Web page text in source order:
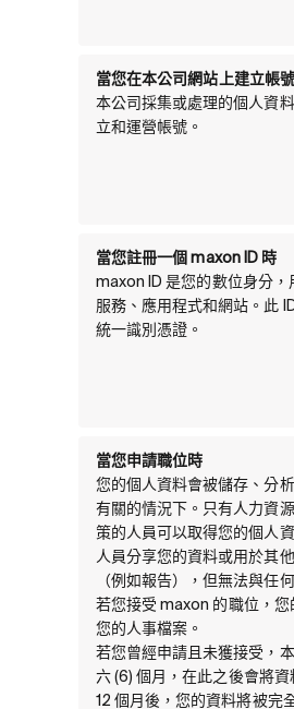
當您在本公司網站上建立帳
本公司採集或處理的個人資
立和運營帳號。
當您註冊一個 maxon ID 時
maxon ID 是您的數位身分
服務、應用程式和網站。此
統一識別憑證。
當您申請職位時
您的個人資料會被儲存、分
有關的情況下。只有人力資
策的人員可以取得您的個人
人員分享您的資料或用於其
（例如報告），但無法與任
若您接受 maxon 的職位，
您的人事檔案。
若您曾經申請且未獲接受，
六 (6) 個月，在此之後會將
12 個月後，您的資料將被完